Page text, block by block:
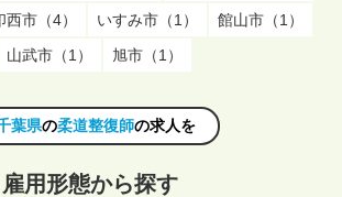
西市（4） いすみ市（1）
館山市（1）
山武市（1）
旭市（1）
葉県の柔道整復師の求人を
雇用形態から探す